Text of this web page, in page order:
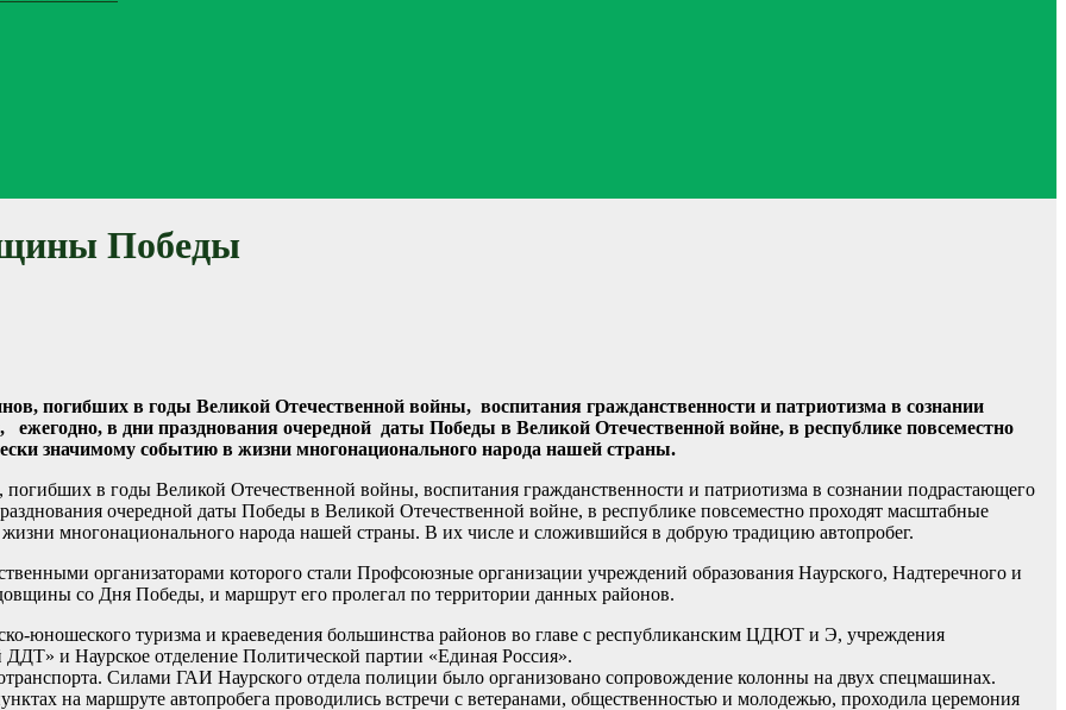
Победы
погибших в годы Великой Отечественной войны, воспитания гражданственности и патриотизма в сознании
в дни празднования очередной даты Победы в Великой Отечественной войне, в республике повсеместно
значимому событию в жизни многонационального народа нашей страны.
погибших в годы Великой Отечественной войны, воспитания гражданственности и патриотизма в сознании подрастающего
очередной даты Победы в Великой Отечественной войне, в республике повсеместно проходят масштабные
многонационального народа нашей страны. В их числе и сложившийся в добрую традицию автопробег.
организаторами которого стали Профсоюзные организации учреждений образования Наурского, Надтеречного и
со Дня Победы, и маршрут его пролегал по территории данных районов.
юношеского туризма и краеведения большинства районов во главе с республиканским ЦДЮТ и Э, учреждения
и Наурское отделение Политической партии «Единая Россия».
Силами ГАИ Наурского отдела полиции было организовано сопровождение колонны на двух спецмашинах.
на маршруте автопробега проводились встречи с ветеранами, общественностью и молодежью, проходила церемония